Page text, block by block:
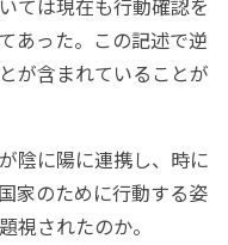
ては現在も行動確認を
あった。この記述で逆
が含まれていることが
陰に陽に連携し、時に
家のために行動する姿
視されたのか。